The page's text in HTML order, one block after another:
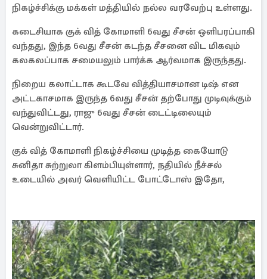
நிகழ்ச்சிக்கு மக்கள் மத்தியில் நல்ல வரவேற்பு உள்ளது.
கடைசியாக குக் வித் கோமாளி 6வது சீசன் ஒளிபரப்பாகி
வந்தது, இந்த 6வது சீசன் கடந்த சீசனை விட மிகவும்
கலகலப்பாக சமையலும் பார்க்க ஆர்வமாக இருந்தது.
நிறைய கலாட்டாக கூடவே வித்தியாசமான டிஷ் என
அட்டகாசமாக இருந்த 6வது சீசன் தற்போது முடிவுக்கும்
வந்துவிட்டது, ராஜு 6வது சீசன் டைட்டிலையும்
வென்றுவிட்டார்.
குக் வித் கோமாளி நிகழ்ச்சியை முடித்த கையோடு
சுனிதா சுற்றுலா கிளம்பியுள்ளார், நதியில் நீச்சல்
உடையில் அவர் வெளியிட்ட போட்டோஸ் இதோ,